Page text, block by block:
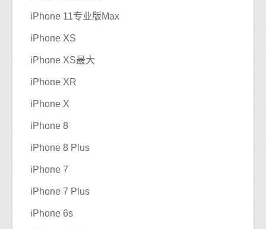
iPhone 11专业版Max
iPhone XS
iPhone XS最大
iPhone XR
iPhone X
iPhone 8
iPhone 8 Plus
iPhone 7
iPhone 7 Plus
iPhone 6s